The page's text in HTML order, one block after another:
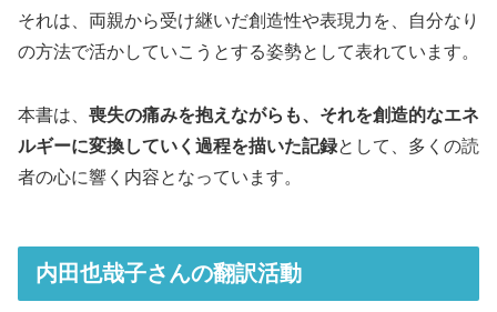
それは、両親から受け継いだ創造性や表現力を、自分なり
の方法で活かしていこうとする姿勢として表れています。
本書は、 喪失の痛みを抱えながらも、それを創造的なエネ
ルギーに変換していく過程を描いた記録として、多くの読
者の心に響く内容となっています。
内田也哉子さんの翻訳活動